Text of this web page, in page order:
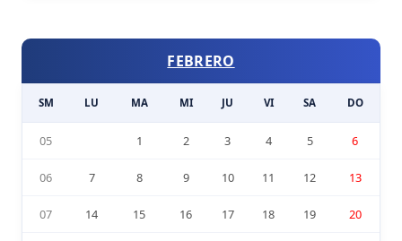
FEBRERO
SM LU MA MI JU VI SA DO
05 1 2 3 4 5 6
06 7 8 9 10 11 12 13
07 14 15 16 17 18 19 20